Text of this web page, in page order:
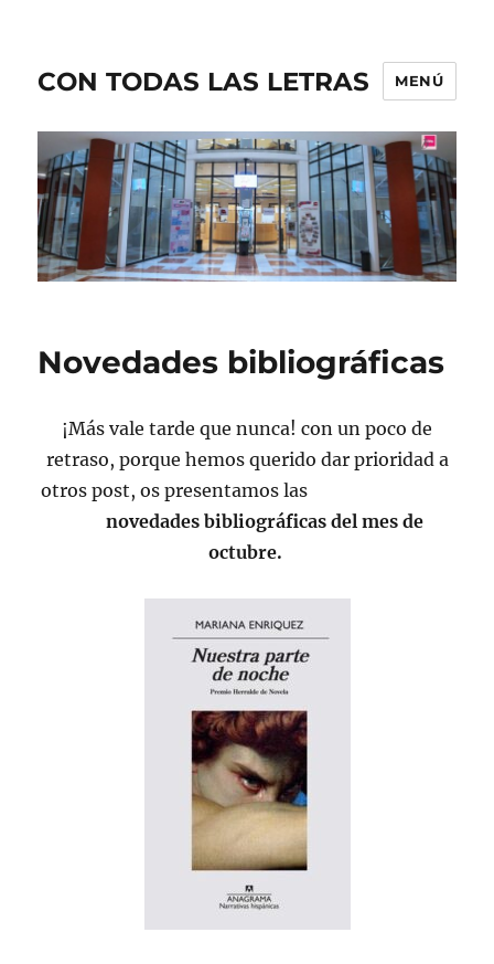
CON TODAS LAS LETRAS MENÚ
Novedades bibliográficas
¡Más vale tarde que nunca! con un poco de
retraso, porque hemos querido dar prioridad a
otros post, os presentamos las
novedades bibliográficas del mes de
octubre.